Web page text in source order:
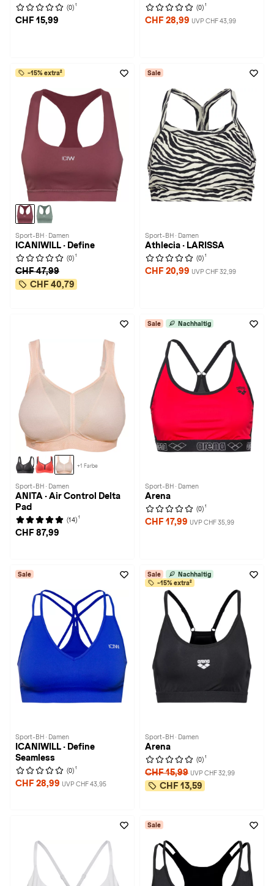
(0) 1
CHF 15,99
(0) 1
CHF 28,99 UVP CHF 43,99
-15% extra²
Sport-BH · Damen
ICANIWILL · Define
(0) 1
CHF 47,99
CHF 40,79
Sale
Sport-BH · Damen
Athlecia · LARISSA
(0) 1
CHF 20,99 UVP CHF 32,99
+1 Farbe
Sport-BH · Damen
ANITA · Air Control Delta
Pad
(14) 1
CHF 87,99
Sale Nachhaltig
Sport-BH · Damen
Arena
(0) 1
CHF 17,99 UVP CHF 35,99
Sale
Sport-BH · Damen
ICANIWILL · Define
Seamless
(0) 1
CHF 28,99 UVP CHF 43,95
Sale
Nachhaltig
-15% extra²
Sport-BH · Damen
Arena
(0) 1
CHF 15,99 UVP CHF 32,99
CHF 13,59
Sale